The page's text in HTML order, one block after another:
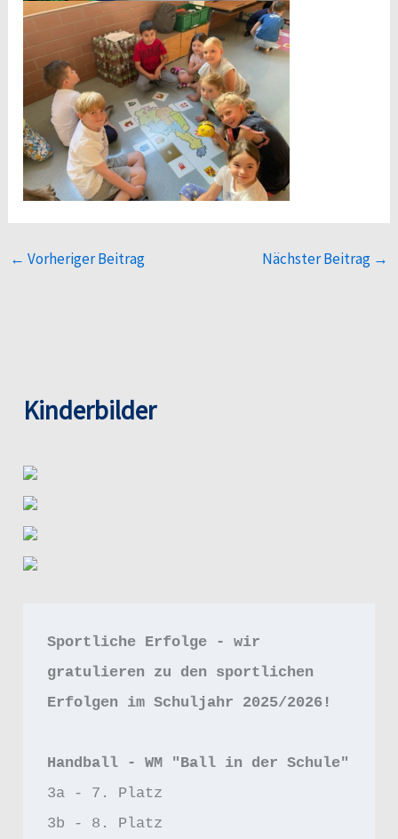
← Vorheriger Beitrag Nächster Beitrag →
Kinderbilder
Sportliche Erfolge - wir
gratulieren zu den sportlichen
Erfolgen im Schuljahr 2025/2026!
Handball - WM "Ball in der Schule"
3a - 7. Platz
3b - 8. Platz